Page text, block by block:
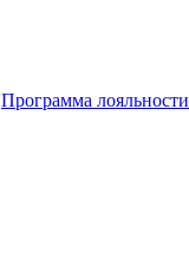
Программа лояльности